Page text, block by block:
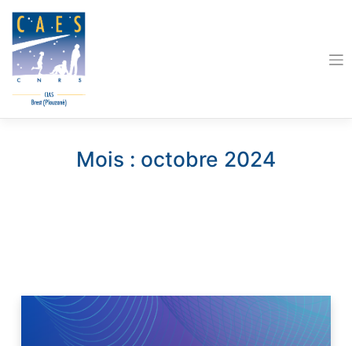
content
Mois : octobre 2024